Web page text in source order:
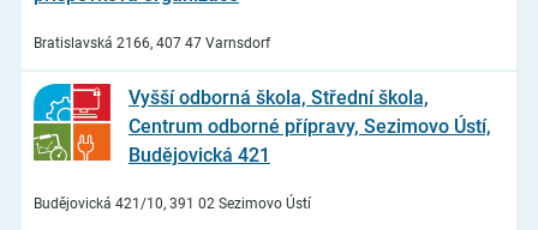
Bratislavská 2166, 407 47 Varnsdorf
Vyšší odborná škola, Střední škola,
Centrum odborné přípravy, Sezimovo Ústí,
Budějovická 421
Budějovická 421/10, 391 02 Sezimovo Ústí